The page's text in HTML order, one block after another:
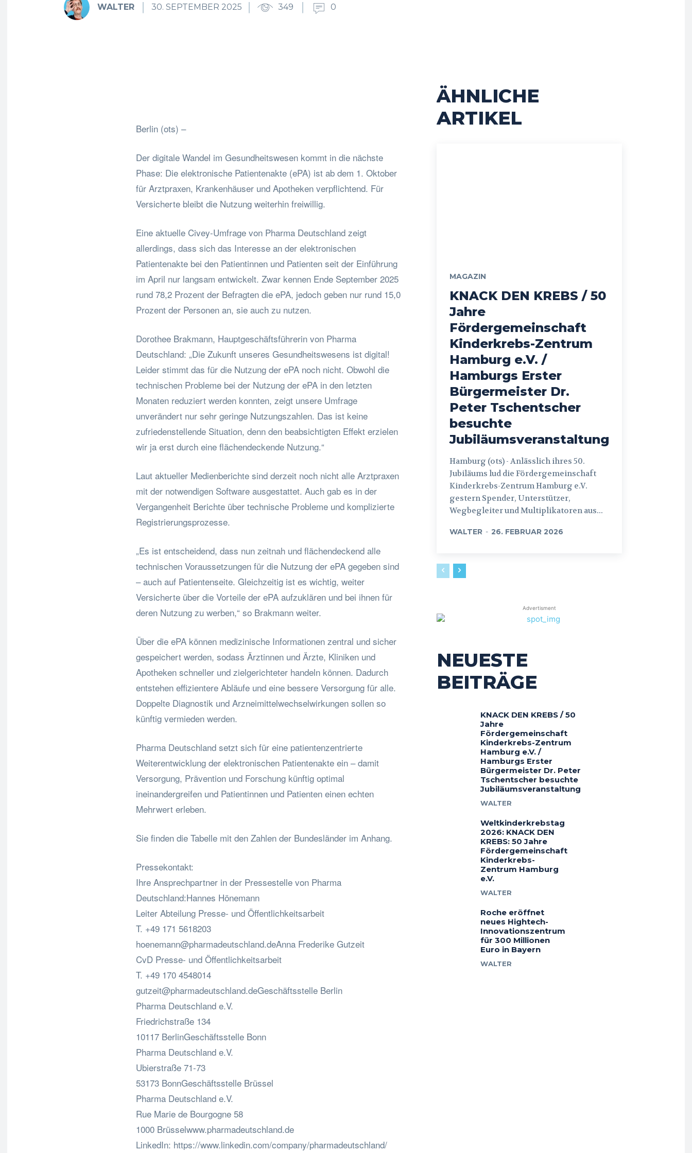
WALTER 30. SEPTEMBER 2025 349 0
WhatsApp
Berlin (ots) –
Der digitale Wandel im Gesundheitswesen kommt in die nächste
Phase: Die elektronische Patientenakte (ePA) ist ab dem 1. Oktober
für Arztpraxen, Krankenhäuser und Apotheken verpflichtend. Für
Versicherte bleibt die Nutzung weiterhin freiwillig.
Eine aktuelle Civey-Umfrage von Pharma Deutschland zeigt
allerdings, dass sich das Interesse an der elektronischen
Patientenakte bei den Patientinnen und Patienten seit der Einführung
im April nur langsam entwickelt. Zwar kennen Ende September 2025
rund 78,2 Prozent der Befragten die ePA, jedoch geben nur rund 15,0
Prozent der Personen an, sie auch zu nutzen.
Dorothee Brakmann, Hauptgeschäftsführerin von Pharma
Deutschland: „Die Zukunft unseres Gesundheitswesens ist digital!
Leider stimmt das für die Nutzung der ePA noch nicht. Obwohl die
technischen Probleme bei der Nutzung der ePA in den letzten
Monaten reduziert werden konnten, zeigt unsere Umfrage
unverändert nur sehr geringe Nutzungszahlen. Das ist keine
zufriedenstellende Situation, denn den beabsichtigten Effekt erzielen
wir ja erst durch eine flächendeckende Nutzung.“
Laut aktueller Medienberichte sind derzeit noch nicht alle Arztpraxen
mit der notwendigen Software ausgestattet. Auch gab es in der
Vergangenheit Berichte über technische Probleme und komplizierte
Registrierungsprozesse.
„Es ist entscheidend, dass nun zeitnah und flächendeckend alle
technischen Voraussetzungen für die Nutzung der ePA gegeben sind
– auch auf Patientenseite. Gleichzeitig ist es wichtig, weiter
Versicherte über die Vorteile der ePA aufzuklären und bei ihnen für
deren Nutzung zu werben,“ so Brakmann weiter.
Über die ePA können medizinische Informationen zentral und sicher
gespeichert werden, sodass Ärztinnen und Ärzte, Kliniken und
Apotheken schneller und zielgerichteter handeln können. Dadurch
entstehen effizientere Abläufe und eine bessere Versorgung für alle.
Doppelte Diagnostik und Arzneimittelwechselwirkungen sollen so
künftig vermieden werden.
Pharma Deutschland setzt sich für eine patientenzentrierte
Weiterentwicklung der elektronischen Patientenakte ein – damit
Versorgung, Prävention und Forschung künftig optimal
ineinandergreifen und Patientinnen und Patienten einen echten
Mehrwert erleben.
Sie finden die Tabelle mit den Zahlen der Bundesländer im Anhang.
Pressekontakt:
Ihre Ansprechpartner in der Pressestelle von Pharma
Deutschland:Hannes Hönemann
Leiter Abteilung Presse- und Öffentlichkeitsarbeit
T. +49 171 5618203
hoenemann@pharmadeutschland.deAnna Frederike Gutzeit
CvD Presse- und Öffentlichkeitsarbeit
T. +49 170 4548014
gutzeit@pharmadeutschland.deGeschäftsstelle Berlin
Pharma Deutschland e.V.
Friedrichstraße 134
10117 BerlinGeschäftsstelle Bonn
Pharma Deutschland e.V.
Ubierstraße 71-73
53173 BonnGeschäftsstelle Brüssel
Pharma Deutschland e.V.
Rue Marie de Bourgogne 58
1000 Brüsselwww.pharmadeutschland.de
LinkedIn: https://www.linkedin.com/company/pharmadeutschland/
ÄHNLICHE
ARTIKEL
MAGAZIN
KNACK DEN KREBS / 50
Jahre
Fördergemeinschaft
Kinderkrebs-Zentrum
Hamburg e.V. /
Hamburgs Erster
Bürgermeister Dr.
Peter Tschentscher
besuchte
Jubiläumsveranstaltung
Hamburg (ots) - Anlässlich ihres 50.
Jubiläums lud die Fördergemeinschaft
Kinderkrebs-Zentrum Hamburg e.V.
gestern Spender, Unterstützer,
Wegbegleiter und Multiplikatoren aus...
WALTER - 26. FEBRUAR 2026
Advertisment
NEUESTE
BEITRÄGE
KNACK DEN KREBS / 50
Jahre
Fördergemeinschaft
Kinderkrebs-Zentrum
Hamburg e.V. /
Hamburgs Erster
Bürgermeister Dr. Peter
Tschentscher besuchte
Jubiläumsveranstaltung
WALTER
Weltkinderkrebstag
2026: KNACK DEN
KREBS: 50 Jahre
Fördergemeinschaft
Kinderkrebs-
Zentrum Hamburg
e.V.
WALTER
Roche eröffnet
neues Hightech-
Innovationszentrum
für 300 Millionen
Euro in Bayern
WALTER